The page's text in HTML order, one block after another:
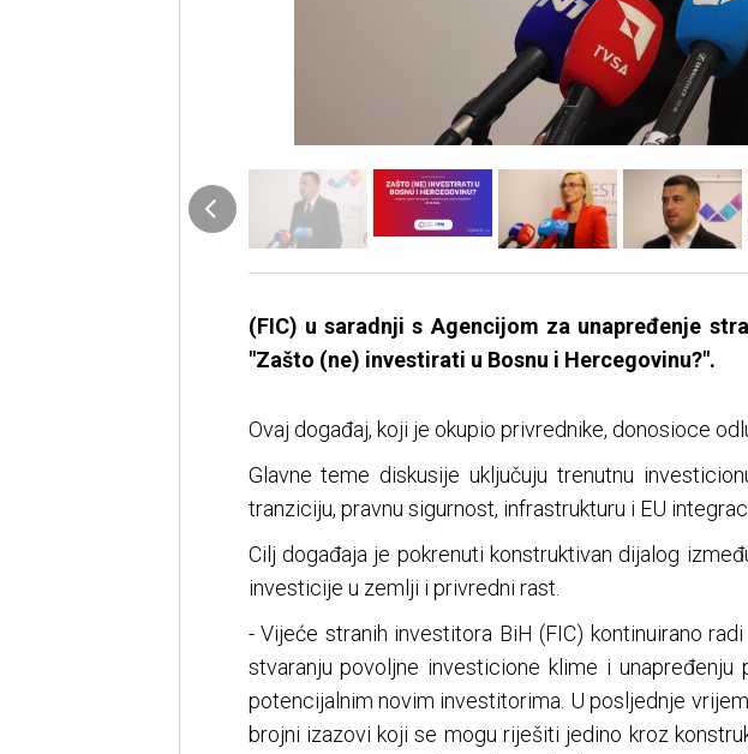
(FIC) u saradnji s Agencijom za unapređenje
"Zašto (ne) investirati u Bosnu i Hercegovinu?".
Ovaj događaj, koji je okupio privrednike, donosioce
Glavne teme diskusije uključuju trenutnu
tranziciju, pravnu sigurnost, infrastrukturu i EU
Cilj događaja je pokrenuti konstruktivan dijalog
investicije u zemlji i privredni rast.
- Vijeće stranih investitora BiH (FIC) kontinuirano
stvaranju povoljne investicione klime i
potencijalnim novim investitorima. U posljednje
brojni izazovi koji se mogu riješiti jedino kroz